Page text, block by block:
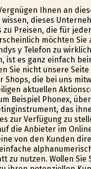
Ihnen an
dieses
zu Preisen, die für
möchten
y Telefon zu
ist es ganz einfach
Sie nicht unsere
Shops, die bei uns
aktuellen
Beispiel Phonex,
das
zur Verfügung zu
die Anbieter im
von den Kunden
zu nutzen. Wollen